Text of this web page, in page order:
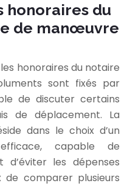
honoraires du
de manœuvre
honoraires du notaire
sont fixés par
de discuter certains
de déplacement. La
dans le choix d’un
capable de
d’éviter les dépenses
de comparer plusieurs